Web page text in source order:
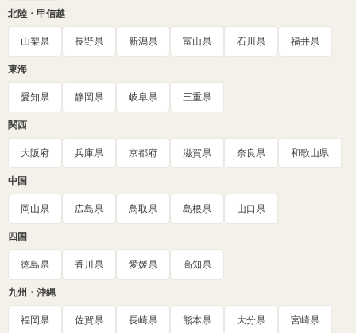
北陸・甲信越
山梨県 長野県 新潟県 富山県 石川県 福井県
東海
愛知県 静岡県 岐阜県 三重県
関西
大阪府 兵庫県 京都府 滋賀県 奈良県 和歌山県
中国
岡山県 広島県 鳥取県 島根県 山口県
四国
徳島県 香川県 愛媛県 高知県
九州・沖縄
福岡県 佐賀県 長崎県 熊本県 大分県 宮崎県